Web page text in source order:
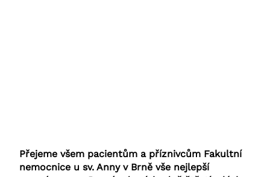
Přejeme všem pacientům a příznivcům Fakultní
nemocnice u sv. Anny v Brně vše nejlepší